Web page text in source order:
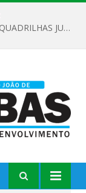
REGULAMENTO – V INTERMUNICIPAL DE QUADRILHAS JUNINAS 2026